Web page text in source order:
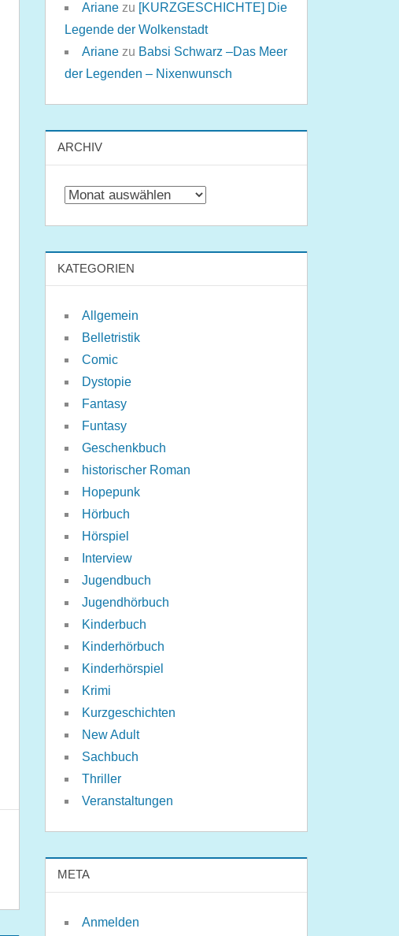
Ariane zu [KURZGESCHICHTE] Die
Legende der Wolkenstadt
Ariane zu Babsi Schwarz –Das Meer
der Legenden – Nixenwunsch
ARCHIV
Archiv
KATEGORIEN
Allgemein
Belletristik
Comic
Dystopie
Fantasy
Funtasy
Geschenkbuch
historischer Roman
Hopepunk
Hörbuch
Hörspiel
Interview
Jugendbuch
Jugendhörbuch
Kinderbuch
Kinderhörbuch
Kinderhörspiel
Krimi
Kurzgeschichten
New Adult
Sachbuch
Thriller
Veranstaltungen
META
Anmelden